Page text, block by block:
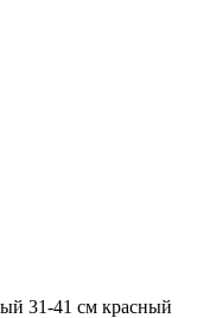
31-41 см красный